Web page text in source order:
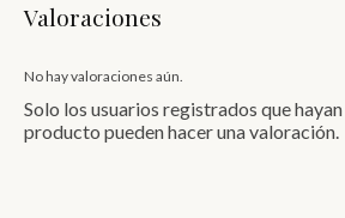
Valoraciones
No hay valoraciones aún.
Solo los usuarios registrados que
producto pueden hacer una valoración.